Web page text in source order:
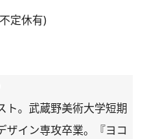
定休有)
ト。武蔵野美術大学短期
ザイン専攻卒業。『ヨコ